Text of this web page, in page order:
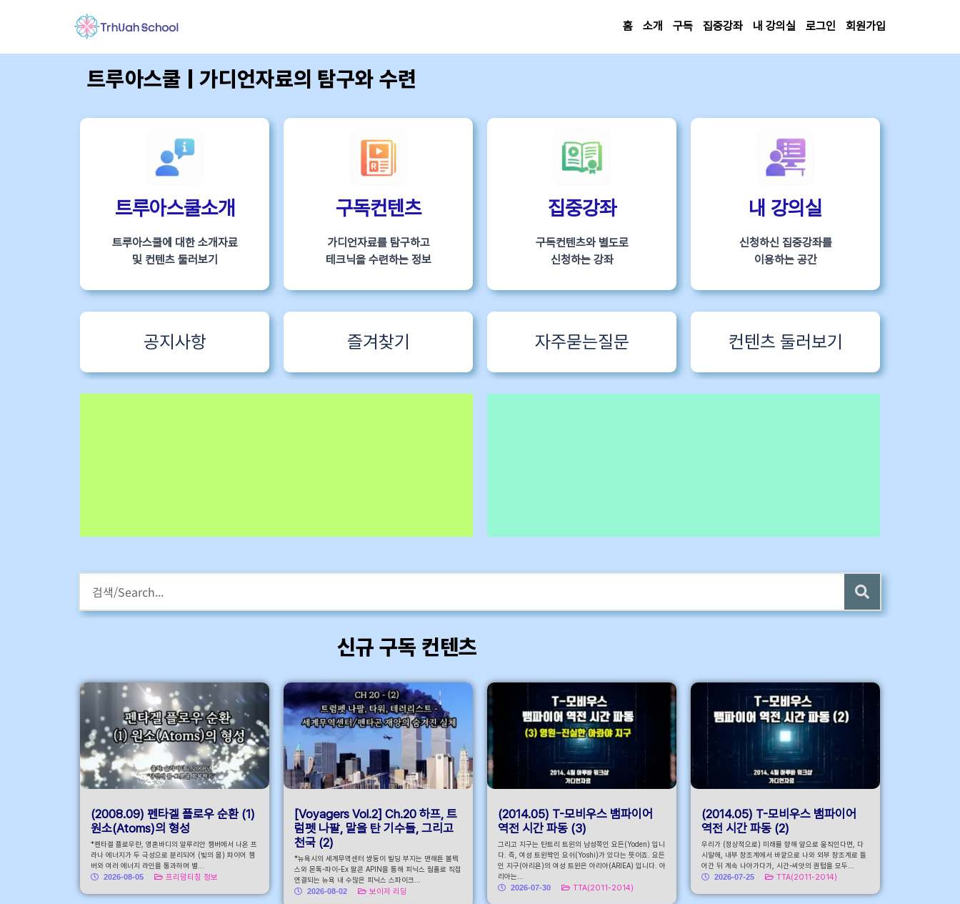
홈 소개 구독 집중강좌 내 강의실 로그인 회원가입
트루아스쿨 | 가디언자료의 탐구와 수련
트루아스쿨소개
트루아스쿨에 대한 소개자료
및 컨텐츠 둘러보기
구독컨텐츠
가디언자료를 탐구하고
테크닉을 수련하는 정보
집중강좌
구독컨텐츠와 별도로
신청하는 강좌
내 강의실
신청하신 집중강좌를
이용하는 공간
공지사항 즐겨찾기 자주묻는질문 컨텐츠 둘러보기
HM스타라이팅 워크샵 1 한국어특
강
구독회원용 전자책 증정
신규 구독 컨텐츠
(2008.09) 펜타겔 플로우 순환 (1)
원소(Atoms)의 형성
*펜타겔 플로우란, 영혼바디의 알루리안 챔버에서 나온 프
라나 에너지가 두 극성으로 분리되어 (빛의 몸) 파이어 챔
버와 여러 에너지 라인을 통과하며 별...
2026-08-05
프리덤티칭 정보
[Voyagers Vol.2] Ch.20 하프, 트
럼펫 나팔, 말을 탄 기수들, 그리고
천국 (2)
*뉴욕시의 세계무역센터 쌍둥이 빌딩 부지는 맨해튼 볼텍
스와 몬톡-파이-Ex 팔콘 APIN을 통해 피닉스 웜홀로 직접
연결되는 뉴욕 내 수많은 피닉스 스파이크...
2026-08-02
보이저 리딩
(2014.05) T-모비우스 뱀파이어
역전 시간 파동 (3)
그리고 지구는 탄트리 트윈의 남성쪽인 요든(Yoden) 입니
다. 즉, 여성 트윈짝인 요쉬(Yoshi)가 있다는 뜻이죠. 요든
인 지구(아리욘)의 여성 트윈은 아리아(ARIEA) 입니다. 아
리아는...
2026-07-30
TTA(2011-2014)
(2014.05) T-모비우스 뱀파이어
역전 시간 파동 (2)
우리가 (정상적으로) 미래를 향해 앞으로 움직인다면, 다
시말해, 내부 창조계에서 바깥으로 나와 외부 창조계로 들
어간 뒤 계속 나아가다가, 시간-씨앗의 퀀텀을 모두...
2026-07-25
TTA(2011-2014)